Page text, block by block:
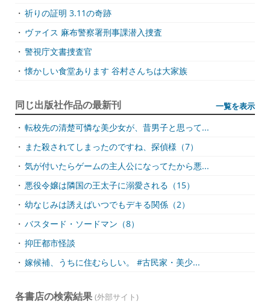
・ 祈りの証明 3.11の奇跡
・ ヴァイス 麻布警察署刑事課潜入捜査
・ 警視庁文書捜査官
・ 懐かしい食堂あります 谷村さんちは大家族
同じ出版社作品の最新刊 一覧を表示
・ 転校先の清楚可憐な美少女が、昔男子と思って...
・ また殺されてしまったのですね、探偵様（7）
・ 気が付いたらゲームの主人公になってたから悪...
・ 悪役令嬢は隣国の王太子に溺愛される（15）
・ 幼なじみは誘えばいつでもデキる関係（2）
・ バスタード・ソードマン（8）
・ 抑圧都市怪談
・ 嫁候補、うちに住むらしい。 #古民家・美少...
各書店の検索結果 (外部サイト)